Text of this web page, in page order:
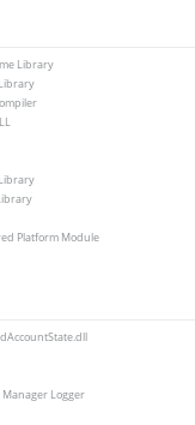
Library
Platform Module
Logger